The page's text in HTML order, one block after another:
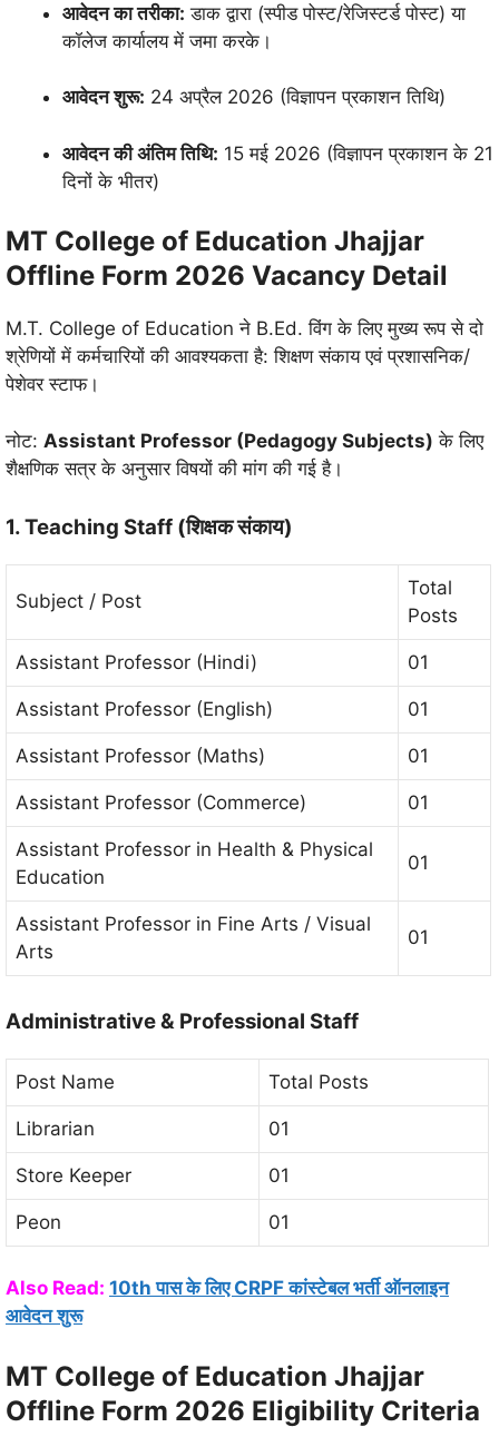
आवेदन का तरीका: डाक द्वारा (स्पीड पोस्ट/रेजिस्टर्ड पोस्ट) या
कॉलेज कार्यालय में जमा करके।
आवेदन शुरू: 24 अप्रैल 2026 (विज्ञापन प्रकाशन तिथि)
आवेदन की अंतिम तिथि: 15 मई 2026 (विज्ञापन प्रकाशन के 21
दिनों के भीतर)
MT College of Education Jhajjar
Offline Form 2026 Vacancy Detail
M.T. College of Education ने B.Ed. विंग के लिए मुख्य रूप से दो
श्रेणियों में कर्मचारियों की आवश्यकता है: शिक्षण संकाय एवं प्रशासनिक/
पेशेवर स्टाफ।
नोट: Assistant Professor (Pedagogy Subjects) के लिए
शैक्षणिक सत्र के अनुसार विषयों की मांग की गई है।
1. Teaching Staff (शिक्षक संकाय)
Subject / Post
Total
Posts
Assistant Professor (Hindi) 01
Assistant Professor (English) 01
Assistant Professor (Maths) 01
Assistant Professor (Commerce) 01
Assistant Professor in Health & Physical
Education
01
Assistant Professor in Fine Arts / Visual
Arts
01
Administrative & Professional Staff
Post Name Total Posts
Librarian 01
Store Keeper 01
Peon 01
Also Read: 10th पास के लिए CRPF कांस्टेबल भर्ती ऑनलाइन
आवेदन शुरू
MT College of Education Jhajjar
Offline Form 2026 Eligibility Criteria